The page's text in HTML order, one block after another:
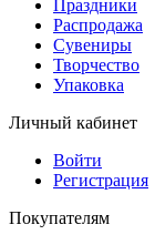
Праздники
Распродажа
Сувениры
Творчество
Упаковка
Личный кабинет
Войти
Регистрация
Покупателям